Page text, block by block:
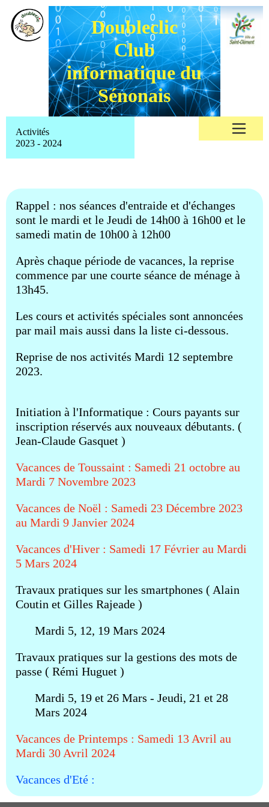
Doubleclic
Club
informatique du
Sénonais
Activités
2023 - 2024
Rappel : nos séances d'entraide et d'échanges
sont le mardi et le Jeudi de 14h00 à 16h00 et le
samedi matin de 10h00 à 12h00
Après chaque période de vacances, la reprise
commence par une courte séance de ménage à
13h45.
Les cours et activités spéciales sont annoncées
par mail mais aussi dans la liste ci-dessous.
Reprise de nos activités Mardi 12 septembre
2023.
Initiation à l'Informatique : Cours payants sur
inscription réservés aux nouveaux débutants. (
Jean-Claude Gasquet )
Vacances de Toussaint : Samedi 21 octobre au
Mardi 7 Novembre 2023
Vacances de Noël : Samedi 23 Décembre 2023
au Mardi 9 Janvier 2024
Vacances d'Hiver : Samedi 17 Février au Mardi
5 Mars 2024
Travaux pratiques sur les smartphones ( Alain
Coutin et Gilles Rajeade )
Mardi 5, 12, 19 Mars 2024
Travaux pratiques sur la gestions des mots de
passe ( Rémi Huguet )
Mardi 5, 19 et 26 Mars - Jeudi, 21 et 28
Mars 2024
Vacances de Printemps : Samedi 13 Avril au
Mardi 30 Avril 2024
Vacances d'Eté :